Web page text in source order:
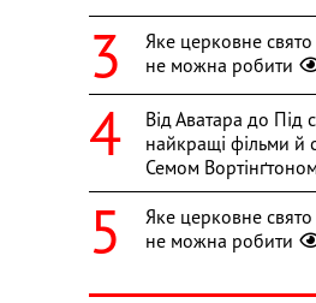
Яке церковне
не можна робити
Від Аватара до Під
найкращі фільми й
Семом Вортінґтоном
Яке церковне
не можна робити